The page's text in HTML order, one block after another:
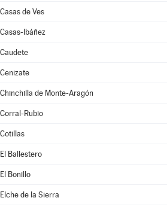
Casas de Ves
Casas-Ibáñez
Caudete
Cenizate
Chinchilla de Monte-Aragón
Corral-Rubio
Cotillas
El Ballestero
El Bonillo
Elche de la Sierra